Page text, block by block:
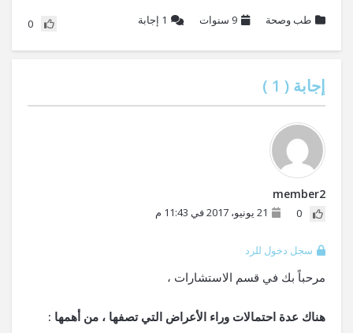
طب وصحة 9 سنوات 1 إجابة 0
إجابة ( 1
)
member2
0 21 يونيو، 2017 في 11:43 م
سجل دخول للرد
مرحباً بك في قسم الاستشارات ،
هناك عدة احتمالات وراء الأعراض التي تصفها ، من أهمها :